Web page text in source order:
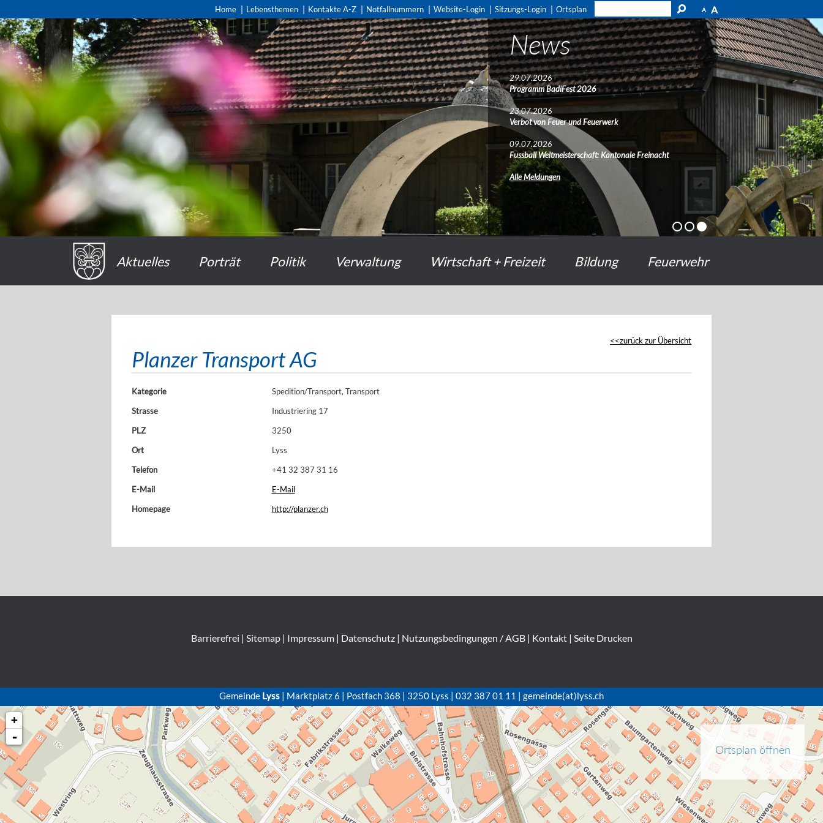
A A
Home Lebensthemen Kontakte A-Z Notfallnummern Website-Login Sitzungs-Login Ortsplan
News
29.07.2026
Programm BadiFest 2026
23.07.2026
Verbot von Feuer und Feuerwerk
09.07.2026
Fussball Weltmeisterschaft: Kantonale Freinacht
Alle Meldungen
Aktuelles Porträt Politik Verwaltung Wirtschaft + Freizeit Bildung Feuerwehr
zurück zur Übersicht
Planzer Transport AG
Kategorie
Spedition/Transport, Transport
Strasse
Industriering 17
PLZ
3250
Ort
Lyss
Telefon
+41 32 387 31 16
E-Mail
E-Mail
Homepage
http://planzer.ch
Barrierefrei | Sitemap| Impressum| Datenschutz| Nutzungsbedingungen / AGB| Kontakt| Seite Drucken
Gemeinde Lyss | Marktplatz 6 | Postfach 368 | 3250 Lyss | 032 387 01 11 | gemeinde(at)lyss.ch